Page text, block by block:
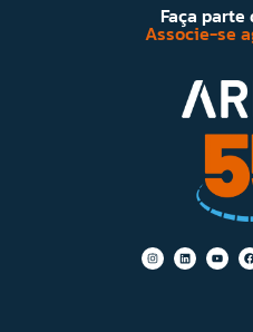
Faça parte
Associe-se